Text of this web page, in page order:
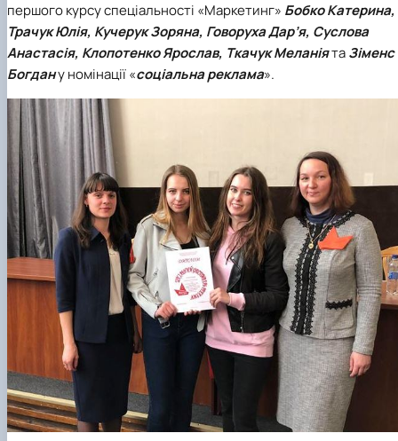
першого курсу спеціальності «Маркетинг» Бобко Катерина,
Трачук Юлія, Кучерук Зоряна, Говоруха Дар’я, Суслова
Анастасія, Клопотенко Ярослав, Ткачук МеланіятаЗіменс
Богдану номінації «соціальна реклама».